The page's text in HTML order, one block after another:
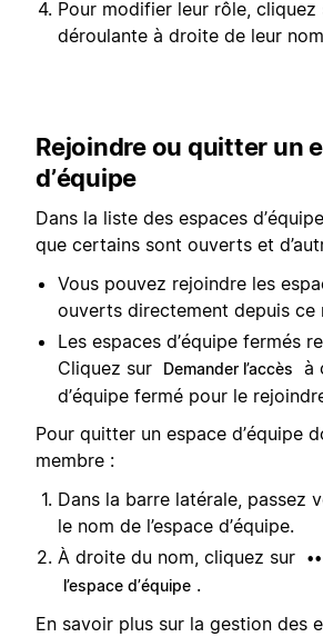
Pour modifier leur rôle, cliquez
déroulante à droite de leur
Rejoindre ou quitter un
d’équipe
Dans la liste des espaces
que certains sont ouverts et
Vous pouvez rejoindre les
ouverts directement depuis ce
Les espaces d’équipe fermés
Cliquez sur
Demander l’accès
à
d’équipe fermé pour le
Pour quitter un espace d’équipe
membre :
Dans la barre latérale, passez
le nom de l’espace d’équipe.
À droite du nom, cliquez sur
l’espace d’équipe .
En savoir plus sur la gestion des